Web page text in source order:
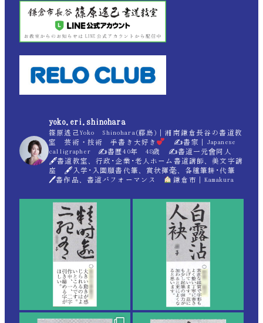
yoko.eri.shinohara
篠原遙己Yoko Shinohara(藤島)｜湘南鎌倉長谷の書道教
室 芸術・技術 手書き大好き
✍書家｜Japanese
calligrapher ✍書歴40年 48歳 ✍書道一元會同人
🖋書道教室、行政･企業･老人ホーム書道講師、美文字講
座 🖋入学･入園願書代筆、賞状揮毫、各種筆耕･代筆
🖊書作品、書道パフォーマンス
鎌倉市｜Kamakura